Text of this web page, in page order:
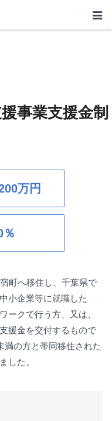
事業支援金制
万円
％
町へ移住し、千葉県で
小企業等に就職した
ークで行う方、又は、
援金を交付するもので
満の方と帯同移住された
した。